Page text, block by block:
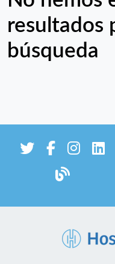
resultados
búsqueda